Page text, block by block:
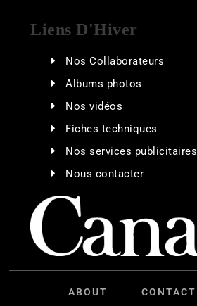
Liens D'Hiver
Nos Collaborateurs
Albums photos
Nos vidéos
Fiches techniques
Nos services publicitaires
Nous contacter
ABOUT CONTACT